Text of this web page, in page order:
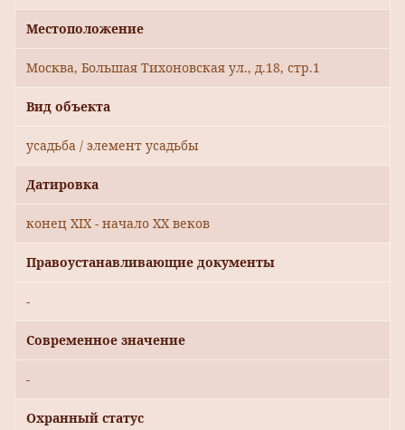
Местоположение
Москва, Большая Тихоновская ул., д.18, стр.1
Вид объекта
усадьба / элемент усадьбы
Датировка
конец XIX - начало XX веков
Правоустанавливающие документы
-
Современное значение
-
Охранный статус